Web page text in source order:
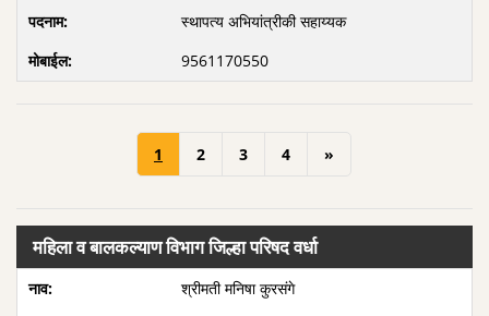
स्थापत्य अभियांत्रीकी सहाय्यक
9561170550
1 2 3 4 »
महिला व बालकल्याण विभाग जिल्हा परिषद वर्धा
श्रीमती मनिषा कुरसंगे